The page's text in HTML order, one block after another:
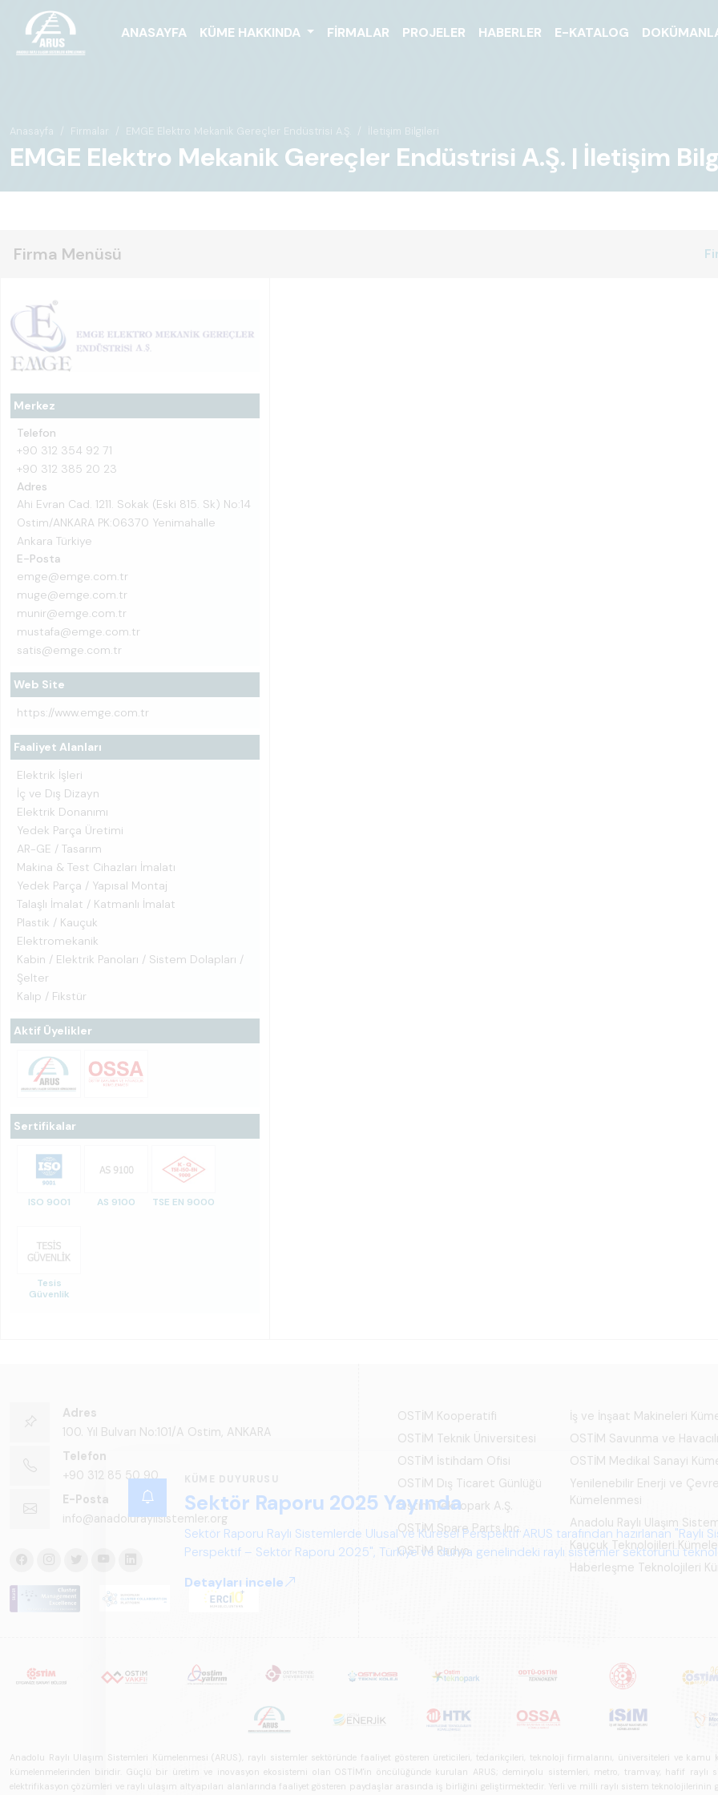
ANASAYFA KÜME HAKKINDA FIRMALAR PROJELER HABERLER E-KATALOG
Anasayfa Firmalar EMGE Elektro Mekanik Gereçler Endüstrisi A.Ş. İletişim Bilgileri
EMGE Elektro Mekanik Gereçler Endüstrisi A.Ş. | İletişim
Firma Menüsü
Merkez
Telefon
+90 312 354 92 71
+90 312 385 20 23
Adres
Ahi Evran Cad. 1211. Sokak (Eski 815. Sk) No:14
Ostim/ANKARA PK:06370 Yenimahalle
Ankara Türkiye
E-Posta
emge@emge.com.tr
muge@emge.com.tr
munir@emge.com.tr
mustafa@emge.com.tr
satis@emge.com.tr
Web Site
https://www.emge.com.tr
Faaliyet Alanları
Elektrik İşleri
İç ve Dış Dizayn
Elektrik Donanımı
Yedek Parça Üretimi
AR-GE / Tasarım
Makina & Test Cihazları İmalatı
Yedek Parça / Yapısal Montaj
Talaşlı İmalat / Katmanlı İmalat
Plastik / Kauçuk
Elektromekanik
Kabin / Elektrik Panoları / Sistem Dolapları /
Şelter
Kalıp / Fikstür
Aktif Üyelikler
Sertifikalar
ISO 9001 AS 9100 TSE EN 9000
Tesis
Güvenlik
KÜME DUYURUSU
Sektör Raporu 2025 Yayında
Sektör Raporu Raylı Sistemlerde Ulusal ve Küresel Perspektif ARUS tarafından hazırlanan "Raylı
Perspektif – Sektör Raporu 2025", Türkiye ve dünya genelindeki raylı sistemler sektörünü
gelecek perspektifi açısından kapsamlı biçimde ele alan bir referans çalışmasıdır.
Detayları incele
Adres
100. Yıl Bulvarı No:101/A Ostim, ANKARA
Telefon
+90 312 85 50 90
E-Posta
info@anadoluraylisistemler.org
OSTİM Kooperatifi
OSTİM Teknik Üniversitesi
OSTİM İstihdam Ofisi
OSTİM Dış Ticaret Günlüğü
Ostim Teknopark A.Ş.
OSTİM Spare Parts Inc.
OSTİM Radyo
İş ve İnşaat Makineleri
OSTİM Savunma ve
OSTİM Medikal Sanayi
Yenilenebilir Enerji ve
Kümelenmesi
Anadolu Raylı Ulaşım
Kauçuk Teknolojileri
Haberleşme Teknolojileri
Anadolu Raylı Ulaşım Sistemleri Kümelenmesi (ARUS), raylı sistemler sektöründe faaliyet gösteren üreticileri, tedarikçileri, teknoloji firmalarını, üniversiteleri ve
kümelenmelerinden biridir. Güçlü bir üretim ve inovasyon ekosistemi olan OSTİM'in öncülüğünde kurulan ARUS; demiryolu sistemleri, metro, tramvay, hafif raylı
elektrifikasyon çözümleri ve raylı ulaşım altyapıları alanlarında faaliyet gösteren paydaşlar arasında iş birliğini geliştirmektedir. Yerli ve milli raylı sistem